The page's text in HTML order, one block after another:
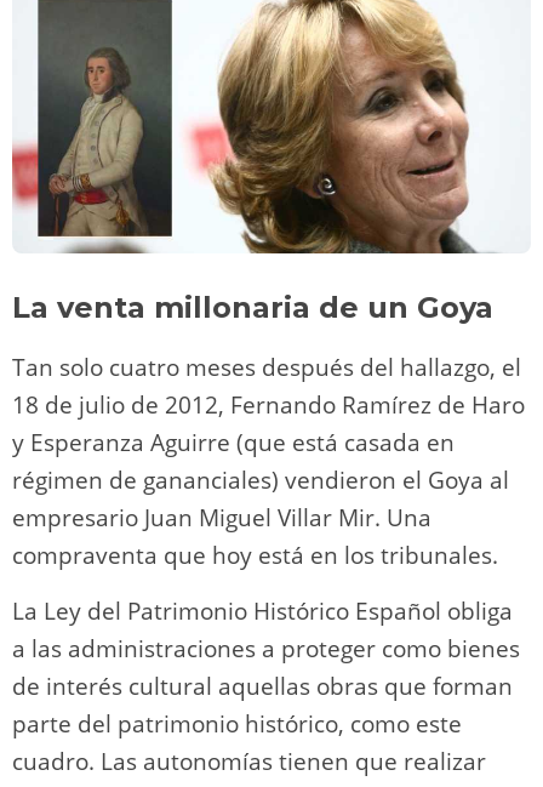
La venta millonaria de un Goya
Tan solo cuatro meses después del hallazgo, el
18 de julio de 2012, Fernando Ramírez de Haro
y Esperanza Aguirre (que está casada en
régimen de gananciales) vendieron el Goya al
empresario Juan Miguel Villar Mir. Una
compraventa que hoy está en los tribunales.
La Ley del Patrimonio Histórico Español obliga
a las administraciones a proteger como bienes
de interés cultural aquellas obras que forman
parte del patrimonio histórico, como este
cuadro. Las autonomías tienen que realizar